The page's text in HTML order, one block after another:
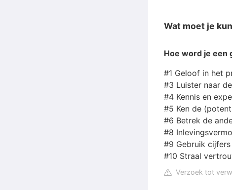
Wat moet je
Hoe word je een
#1 Geloof in het
#3 Luister naar
#4 Kennis en
#5 Ken de
#6 Betrek de
#8
#9 Gebruik cijfers
#10 Straal
Verzoek tot